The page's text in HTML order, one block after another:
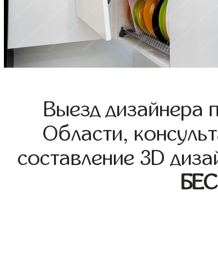
Выезд дизайнера
Области,
составление 3D